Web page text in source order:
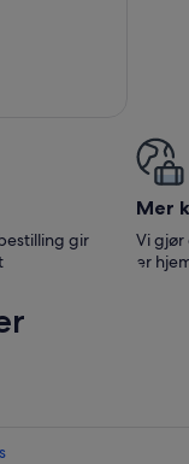
gir
Mer
Vi
er